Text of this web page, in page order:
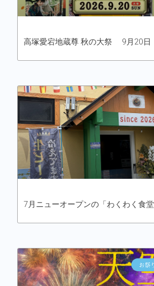
高塚愛宕地蔵尊 秋の大祭 9月20日
7月ニューオープンの「わくわく食堂
お祭